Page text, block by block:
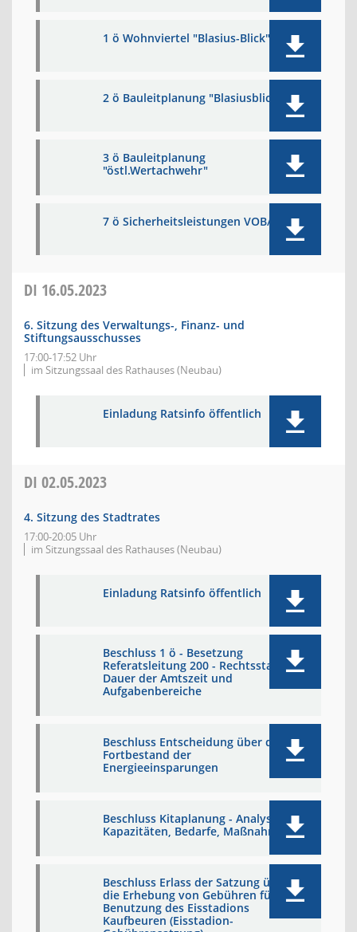
1 ö Wohnviertel "Blasius-Blick"
2 ö Bauleitplanung "Blasiusblick"
3 ö Bauleitplanung
"östl.Wertachwehr"
7 ö Sicherheitsleistungen VOB/A,B
DI 16.05.2023
6. Sitzung des Verwaltungs-, Finanz- und
Stiftungsausschusses
17:00-17:52 Uhr
im Sitzungssaal des Rathauses (Neubau)
Einladung Ratsinfo öffentlich
DI 02.05.2023
4. Sitzung des Stadtrates
17:00-20:05 Uhr
im Sitzungssaal des Rathauses (Neubau)
Einladung Ratsinfo öffentlich
Beschluss 1 ö - Besetzung
Referatsleitung 200 - Rechtsstatus,
Dauer der Amtszeit und
Aufgabenbereiche
Beschluss Entscheidung über den
Fortbestand der
Energieeinsparungen
Beschluss Kitaplanung - Analyse
Kapazitäten, Bedarfe, Maßnahmen
Beschluss Erlass der Satzung über
die Erhebung von Gebühren für die
Benutzung des Eisstadions
Kaufbeuren (Eisstadion-